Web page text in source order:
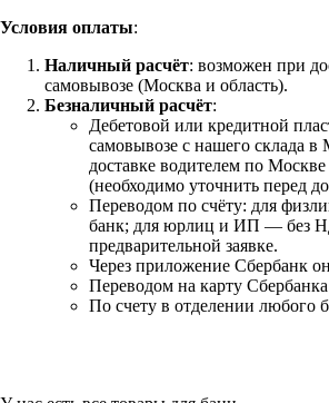
Условия оплаты:
Наличный расчёт: возможен при
самовывозе (Москва и область).
Безналичный расчёт:
Дебетовой или кредитной
самовывозе с нашего склада в
доставке водителем по Москве
(необходимо уточнить перед
Переводом по счёту: для
банк; для юрлиц и ИП — без
предварительной заявке.
Через приложение Сбербанк
Переводом на карту Сбербанка
По счету в отделении любого